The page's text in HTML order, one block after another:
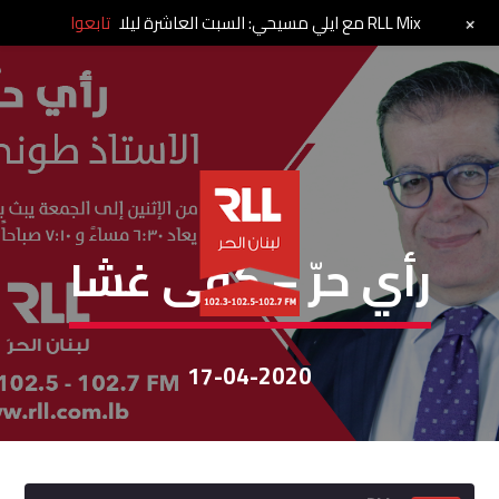
رأي حر
رأي حرّ – كفى غشا
17-04-2020
RLL Mix مع ايلي مسيحي: السبت العاشرة ليلا تابعوا +